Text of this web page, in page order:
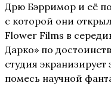
Дрю Бэрримор и её
с которой они
Flower Films в
Дарко» по
студия
помесь научной